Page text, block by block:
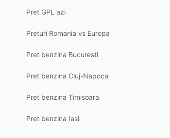
Pret GPL azi
Preturi Romania vs Europa
Pret benzina Bucuresti
Pret benzina Cluj-Napoca
Pret benzina Timisoara
Pret benzina Iasi